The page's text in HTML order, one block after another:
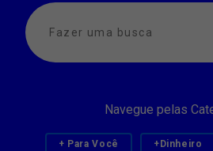
Navegue pelas
+ Para Você +Dinheiro